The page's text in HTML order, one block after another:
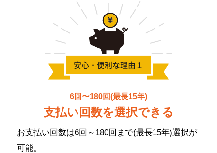
6回〜180回(最長15年)
支払い回数を選択できる
お支払い回数は6回～180回まで(最長15年)選択が
可能。